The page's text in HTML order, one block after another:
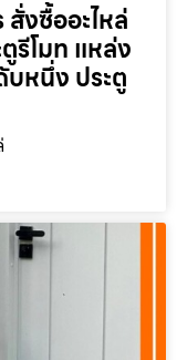
งซื้ออะไหล่
รีโมท แหล่ง
บหนึ่ง ประตู